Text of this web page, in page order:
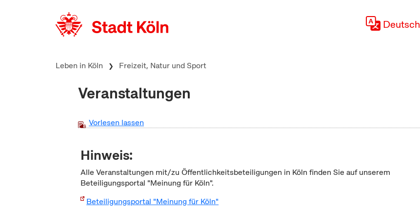
Deutsch
Leben in Köln Freizeit, Natur und Sport
Veranstaltungen
Vorlesen lassen
Hinweis:
Alle Veranstaltungen mit/zu Öffentlichkeitsbeteiligungen in Köln finden Sie auf unserem
Beteiligungsportal "Meinung für Köln".
Beteiligungsportal "Meinung für Köln"